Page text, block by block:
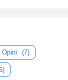
Opini (7)